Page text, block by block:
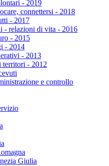
- 2019
connettersi - 2018
- 2017
- relazioni di vita - 2016
- 2015
- 2014
- 2013
territori - 2012
e controllo
Giulia